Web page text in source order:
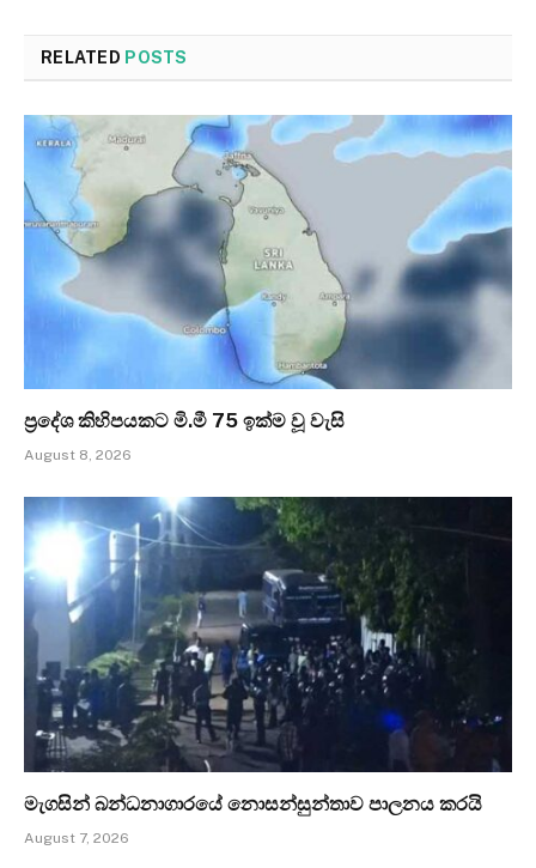
RELATED POSTS
ප්‍රදේශ කිහිපයකට මි.මී 75 ඉක්ම වූ වැසි
August 8, 2026
මැගසින් බන්ධනාගාරයේ නොසන්සුන්තාව පාලනය කරයි
August 7, 2026